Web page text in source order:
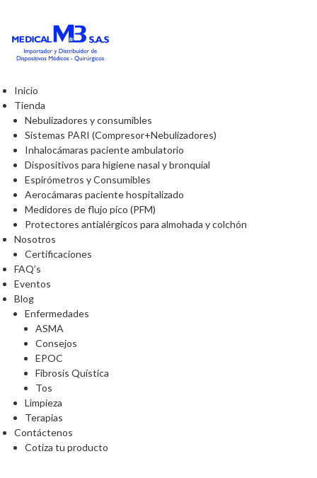
Inicio
Tienda
Nebulizadores y consumibles
Sistemas PARI (Compresor+Nebulizadores)
Inhalocámaras paciente ambulatorio
Dispositivos para higiene nasal y bronquial
Espirómetros y Consumibles
Aerocámaras paciente hospitalizado
Medidores de flujo pico (PFM)
Protectores antialérgicos para almohada y colchón
Nosotros
Certificaciones
FAQ’s
Eventos
Blog
Enfermedades
ASMA
Consejos
EPOC
Fibrosis Quística
Tos
Limpieza
Terapias
Contáctenos
Cotiza tu producto